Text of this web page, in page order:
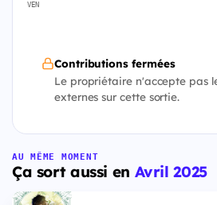
VEN
Contributions fermées
Le propriétaire n'accepte pas
externes sur cette sortie.
AU MÊME MOMENT
Ça sort aussi en Avril 2025